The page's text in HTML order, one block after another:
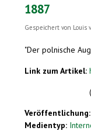
1887
Gespeichert von Louis
"Der polnische
Link zum Artikel:
Veröffentlichung:
Medientyp: